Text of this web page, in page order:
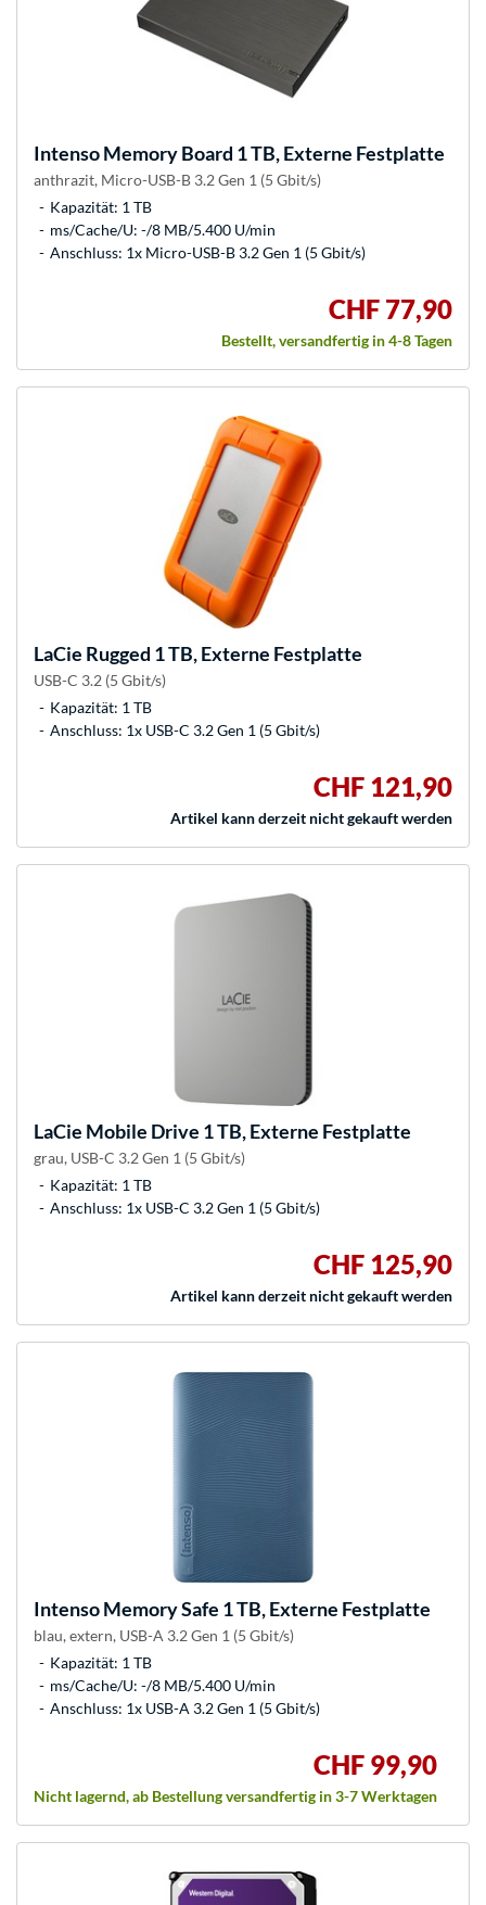
IntensoMemory Board 1 TB, Externe Festplatte
anthrazit, Micro-USB-B 3.2 Gen 1 (5 Gbit/s)
Kapazität: 1 TB
ms/Cache/U: -/8 MB/5.400 U/min
Anschluss: 1x Micro-USB-B 3.2 Gen 1 (5 Gbit/s)
CHF 77,90
Bestellt, versandfertig in 4-8 Tagen
LaCie Rugged 1 TB, Externe Festplatte
USB-C 3.2 (5 Gbit/s)
Kapazität: 1 TB
Anschluss: 1x USB-C 3.2 Gen 1 (5 Gbit/s)
CHF 121,90
Artikel kann derzeit nicht gekauft werden
LaCie Mobile Drive 1 TB, Externe Festplatte
grau, USB-C 3.2 Gen 1 (5 Gbit/s)
Kapazität: 1 TB
Anschluss: 1x USB-C 3.2 Gen 1 (5 Gbit/s)
CHF 125,90
Artikel kann derzeit nicht gekauft werden
IntensoMemory Safe 1 TB, Externe Festplatte
blau, extern, USB-A 3.2 Gen 1 (5 Gbit/s)
Kapazität: 1 TB
ms/Cache/U: -/8 MB/5.400 U/min
Anschluss: 1x USB-A 3.2 Gen 1 (5 Gbit/s)
CHF 99,90
Nicht lagernd, ab Bestellung versandfertig in 3-7 Werktagen